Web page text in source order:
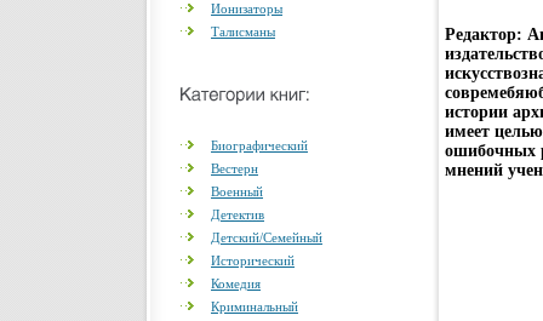
Ионизаторы
Талисманы
Биографический
Вестерн
Военный
Детектив
Детский/Семейный
Исторический
Комедия
Криминальный
Редактор:
истории
имеет
ошибочных
мнений